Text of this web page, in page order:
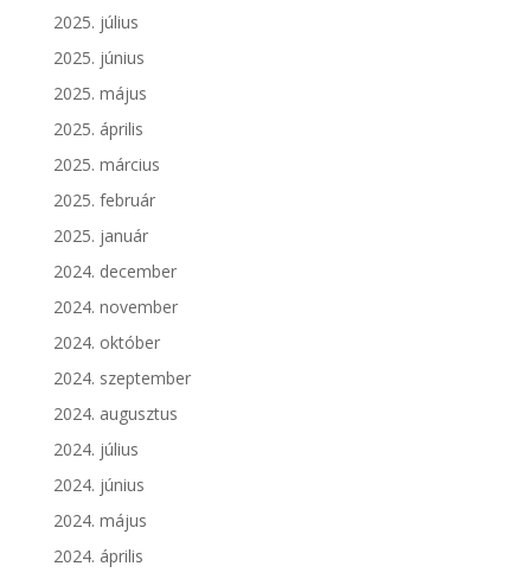
2025. július
2025. június
2025. május
2025. április
2025. március
2025. február
2025. január
2024. december
2024. november
2024. október
2024. szeptember
2024. augusztus
2024. július
2024. június
2024. május
2024. április